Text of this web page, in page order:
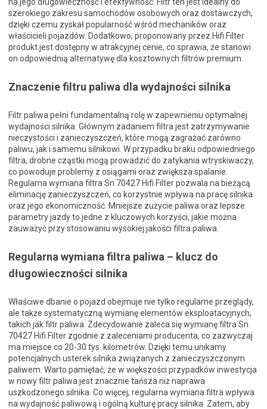
szerokiego zakresu samochodów osobowych oraz dostawczych,
dzięki czemu zyskał popularność wśród mechaników oraz
właścicieli pojazdów. Dodatkowo, proponowany przez Hifi Filter
produkt jest dostępny w atrakcyjnej cenie, co sprawia, że stanowi
on odpowiednią alternatywę dla kosztownych filtrów premium.
Znaczenie filtru paliwa dla wydajności silnika
Filtr paliwa pełni fundamentalną rolę w zapewnieniu optymalnej
wydajności silnika. Głównym zadaniem filtra jest zatrzymywanie
nieczystości i zanieczyszczeń, które mogą zagrażać zarówno
paliwu, jak i samemu silnikowi. W przypadku braku odpowiedniego
filtra, drobne cząstki mogą prowadzić do zatykania wtryskiwaczy,
co powoduje problemy z osiągami oraz zwiększa spalanie.
Regularna wymiana filtra Sn 70427 Hifi Filter pozwala na bieżącą
eliminację zanieczyszczeń, co korzystnie wpływa na pracę silnika
oraz jego ekonomiczność. Mniejsze zużycie paliwa oraz lepsze
parametry jazdy to jedne z kluczowych korzyści, jakie można
zauważyć przy stosowaniu wysokiej jakości filtra paliwa.
Regularna wymiana filtra paliwa – klucz do
długowieczności silnika
Właściwe dbanie o pojazd obejmuje nie tylko regularne przeglądy,
ale także systematyczną wymianę elementów eksploatacyjnych,
takich jak filtr paliwa. Zdecydowanie zaleca się wymianę filtra Sn
70427 Hifi Filter zgodnie z zaleceniami producenta, co zazwyczaj
ma miejsce co 20-30 tys. kilometrów. Dzięki temu unikamy
potencjalnych usterek silnika związanych z zanieczyszczonym
paliwem. Warto pamiętać, że w większości przypadków inwestycja
w nowy filtr paliwa jest znacznie tańsza niż naprawa
uszkodzonego silnika. Co więcej, regularna wymiana filtra wpływa
na wydajność paliwową i ogólną kulturę pracy silnika. Zatem, aby